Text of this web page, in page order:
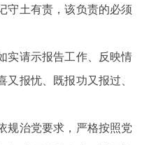
守土有责，该负责的必须
请示报告工作、反映情
报忧、既报功又报过、
治党要求，严格按照党